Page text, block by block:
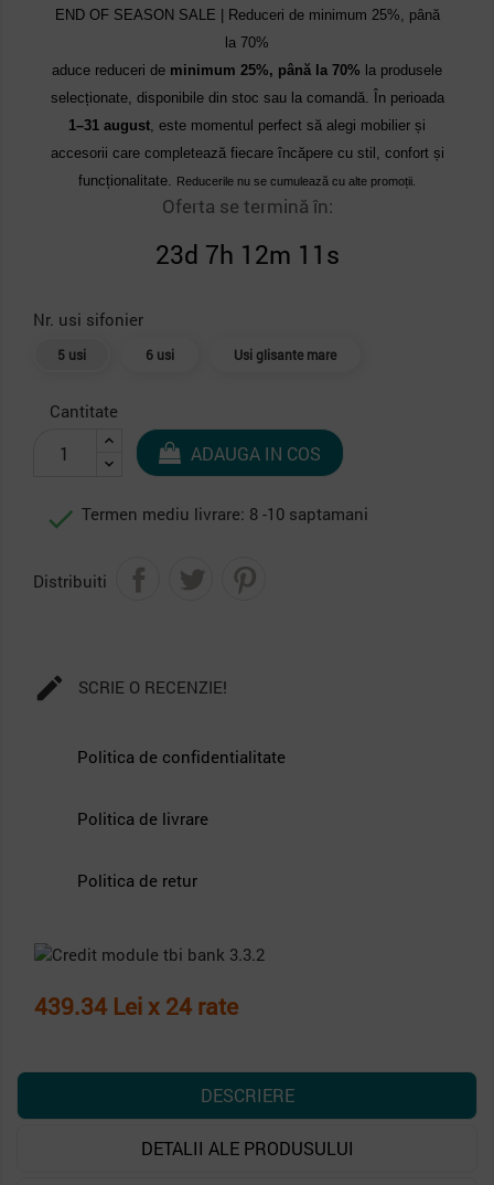
END OF SEASON SALE | Reduceri de minimum 25%, până
la 70%
aduce reduceri de minimum 25%, până la 70% la produsele
selecționate, disponibile din stoc sau la comandă. În perioada
1–31 august, este momentul perfect să alegi mobilier și
accesorii care completează fiecare încăpere cu stil, confort și
funcționalitate. Reducerile nu se cumulează cu alte promoții.
Oferta se termină în:
23d 7h 12m 10s
Nr. usi sifonier
5 usi 6 usi Usi glisante mare
Cantitate
ADAUGA IN COS
 Termen mediu livrare: 8 -10 saptamani
Distribuiti
 SCRIE O RECENZIE!
Politica de confidentialitate
Politica de livrare
Politica de retur
439.34 Lei x 24 rate
DESCRIERE
DETALII ALE PRODUSULUI